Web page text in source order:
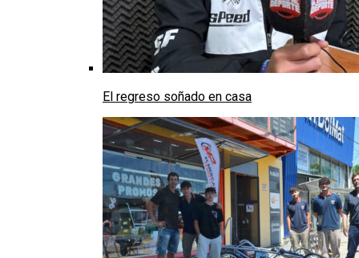
El regreso soñado en casa